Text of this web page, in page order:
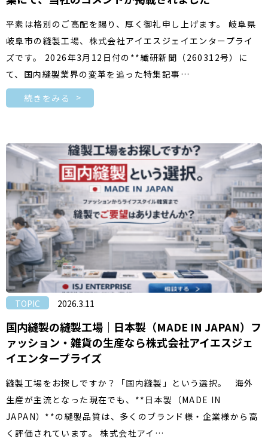
平素は格別のご高配を賜り、厚く御礼申し上げます。 岐阜県
岐阜市の縫製工場、株式会社アイエスジェイエンタープライ
ズです。 2026年3月12日付の**繊研新聞（260312号）に
て、国内縫製業界の変革を追った特集記事…
続きをみる
TOPIC 2026.3.11
国内縫製の縫製工場｜日本製（MADE IN JAPAN）フ
ァッション・雑貨の生産なら株式会社アイエスジェ
イエンタープライズ
縫製工場をお探しですか？「国内縫製」という選択。 海外
生産が主流となった現在でも、**日本製（MADE IN
JAPAN）**の縫製品質は、多くのブランド様・企業様から高
く評価されています。 株式会社アイ…